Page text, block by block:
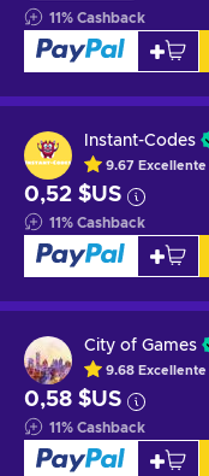
11% Cashback
Instant-Codes
9.67 Excellente
0,52 $US
11% Cashback
City of Games
9.68 Excellente
0,58 $US
11% Cashback